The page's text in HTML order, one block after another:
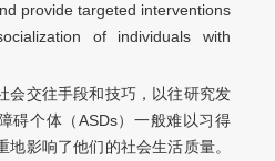
provide targeted interventions
of individuals with
会交往手段和技巧，以往研究发
碍个体（ASDs）一般难以习得
地影响了他们的社会生活质量。